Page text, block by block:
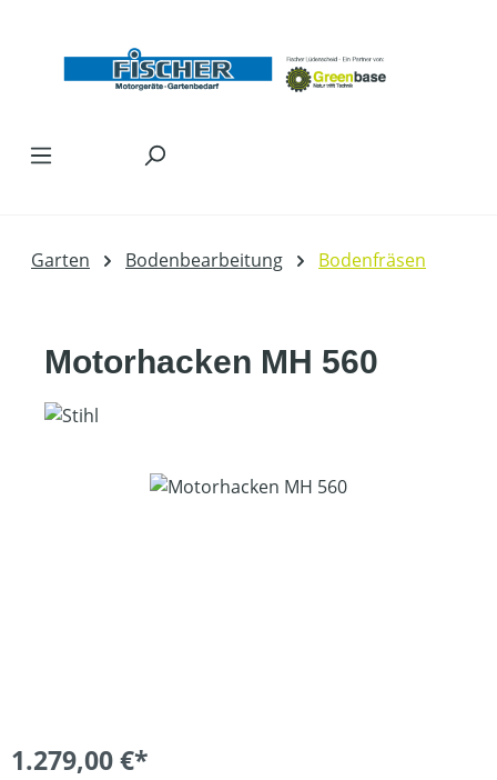
Garten Bodenbearbeitung Bodenfräsen
Motorhacken MH 560
Bildergalerie überspringen
1.279,00 €*